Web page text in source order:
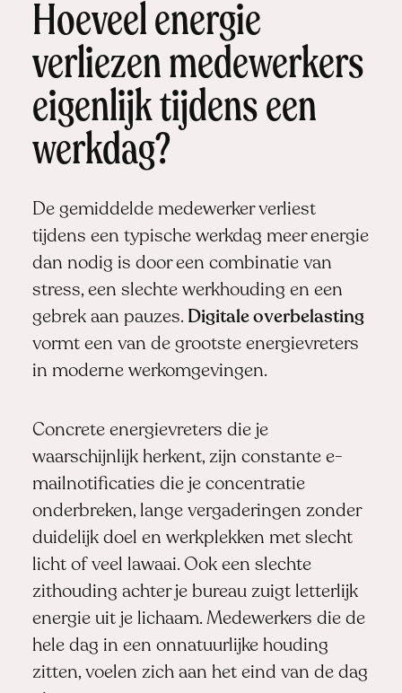
Hoeveel energie
verliezen medewerkers
eigenlijk tijdens een
werkdag?
De gemiddelde medewerker verliest
tijdens een typische werkdag meer energie
dan nodig is door een combinatie van
stress, een slechte werkhouding en een
gebrek aan pauzes. Digitale overbelasting
vormt een van de grootste energievreters
in moderne werkomgevingen.
Concrete energievreters die je
waarschijnlijk herkent, zijn constante e-
mailnotificaties die je concentratie
onderbreken, lange vergaderingen zonder
duidelijk doel en werkplekken met slecht
licht of veel lawaai. Ook een slechte
zithouding achter je bureau zuigt letterlijk
energie uit je lichaam. Medewerkers die de
hele dag in een onnatuurlijke houding
zitten, voelen zich aan het eind van de dag